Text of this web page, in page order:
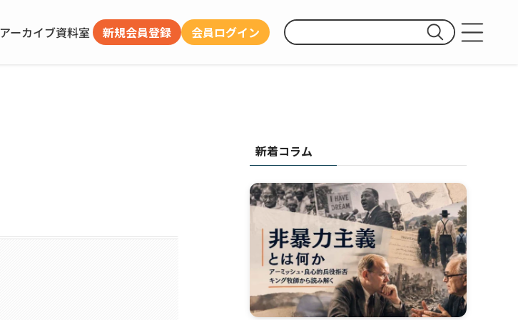
プライバシーポリシー
アーカイブ資料室 新規会員登録 会員ログイン
新着コラム